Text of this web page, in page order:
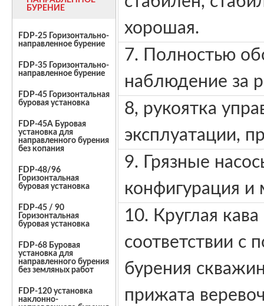
БУРЕНИЕ
FDP-25 Горизонтально-
направленное бурение
FDP-35 Горизонтально-
направленное бурение
FDP-45 Горизонтальная
буровая установка
FDP-45A Буровая
установка для
направленного бурения
без копания
FDP-48/96
Горизонтальная
буровая установка
FDP-45 / 90
Горизонтальная
буровая установка
FDP-68 Буровая
установка для
направленного бурения
без земляных работ
FDP-120 установка
наклонно-
хорошая.
7. Полностью
наблюдение за
8, рукоятка
эксплуатации,
9. Грязные
конфигурация и
10. Круглая
соответствии с
бурения
прижата